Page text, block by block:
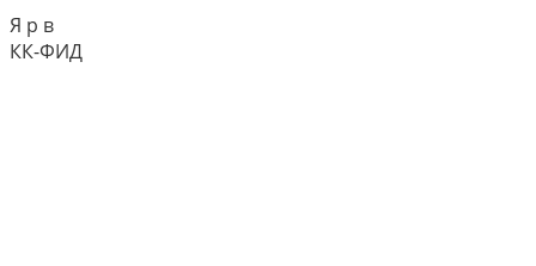
Я р в
КК-ФИД